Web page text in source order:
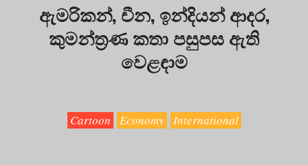
ඇමරිකන්, චීන, ඉන්දියන් ආදර,
කුමන්ත්‍රණ කතා පසුපස ඇති
වෙළඳාම
Cartoon Economy International